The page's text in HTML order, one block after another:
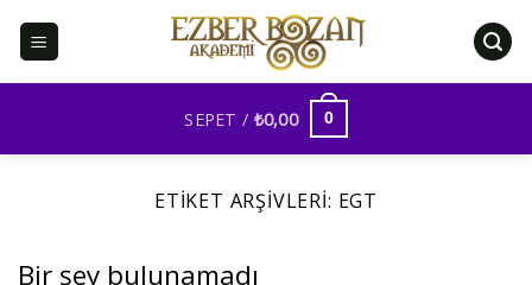
SEPET / ₺0,00 0
ETIKET ARŞIVLERI: EGT
Bir şey bulunamadı